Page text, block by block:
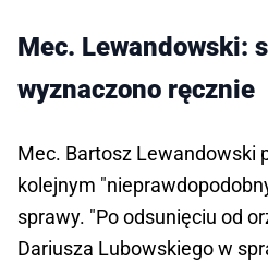
Mec. Lewandowski:
wyznaczono ręcznie
Mec. Bartosz Lewandowski
kolejnym
sprawy. "Po odsunięciu od
Dariusza Lubowskiego w